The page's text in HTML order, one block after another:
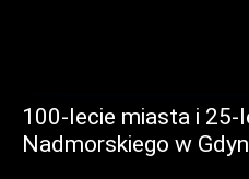
100-lecie miasta i 25-
Nadmorskiego w